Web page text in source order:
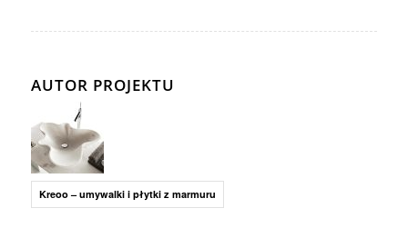
AUTOR PROJEKTU
Kreoo – umywalki i płytki z marmuru